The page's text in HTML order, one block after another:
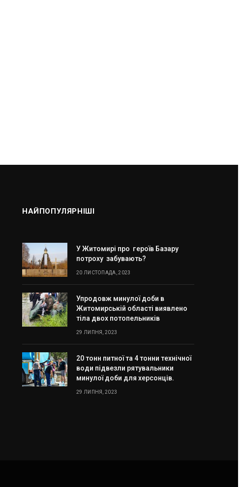
НАЙПОПУЛЯРНІШІ
У Житомирі про героїв Базару
потроху забувають?
20 ЛИСТОПАДА, 2023
Упродовж минулої доби в
Житомирській області виявлено
тіла двох потопельників
29 ЛИПНЯ, 2023
20 тонн питної та 4 тонни технічної
води підвезли рятувальники
минулої доби для херсонців.
29 ЛИПНЯ, 2023